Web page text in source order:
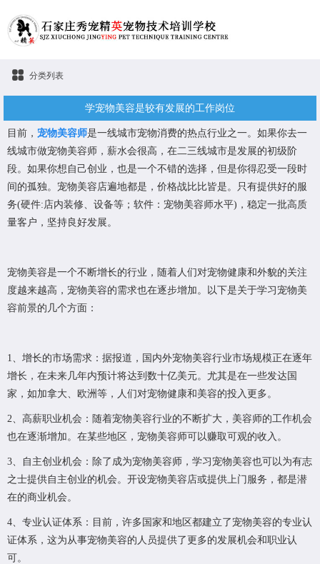
分类列表
学宠物美容是较有发展的工作岗位
目前， 宠物美容师是一线城市宠物消费的热点行业之一。如果你去一
线城市做宠物美容师，薪水会很高，在二三线城市是发展的初级阶
段。如果你想自己创业，也是一个不错的选择，但是你得忍受一段时
间的孤独。宠物美容店遍地都是，价格战比比皆是。只有提供好的服
务(硬件:店内装修、设备等；软件：宠物美容师水平)，稳定一批高质
量客户，坚持良好发展。
宠物美容是一个不断增长的行业，随着人们对宠物健康和外貌的关注
度越来越高，宠物美容的需求也在逐步增加。以下是关于学习宠物美
容前景的几个方面：
1、增长的市场需求：据报道，国内外宠物美容行业市场规模正在逐年
增长，在未来几年内预计将达到数十亿美元。尤其是在一些发达国
家，如加拿大、欧洲等，人们对宠物健康和美容的投入更多。
2、高薪职业机会：随着宠物美容行业的不断扩大，美容师的工作机会
也在逐渐增加。在某些地区，宠物美容师可以赚取可观的收入。
3、自主创业机会：除了成为宠物美容师，学习宠物美容也可以为有志
之士提供自主创业的机会。开设宠物美容店或提供上门服务，都是潜
在的商业机会。
4、专业认证体系：目前，许多国家和地区都建立了宠物美容的专业认
证体系，这为从事宠物美容的人员提供了更多的发展机会和职业认
可。